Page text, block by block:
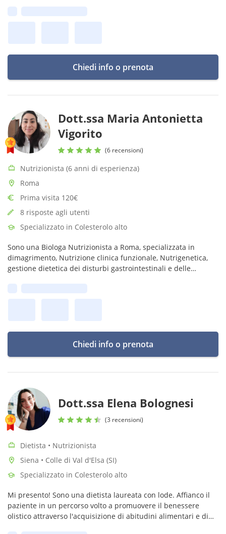
Chiedi info o prenota
Dott.ssa Maria Antonietta
Vigorito
(6 recensioni)
Nutrizionista (6 anni di esperienza)
Roma
Prima visita 120€
8 risposte agli utenti
Specializzato in Colesterolo alto
Sono una Biologa Nutrizionista a Roma, specializzata in
dimagrimento, Nutrizione clinica funzionale, Nutrigenetica,
gestione dietetica dei disturbi gastrointestinali e delle
Chiedi info o prenota
Dott.ssa Elena Bolognesi
(3 recensioni)
Dietista • Nutrizionista
Siena • Colle di Val d'Elsa (SI)
Specializzato in Colesterolo alto
Mi presento! Sono una dietista laureata con lode. Affianco il
paziente in un percorso volto a promuovere il benessere
olistico attraverso l'acquisizione di abitudini alimentari e di